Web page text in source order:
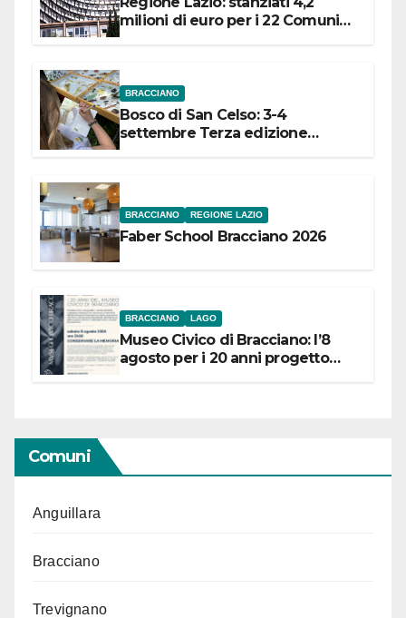
milioni di euro per i 22 Comuni
BRACCIANO
Bosco di San Celso: 3-4
settembre Terza edizione
BRACCIANO REGIONE LAZIO
Faber School Bracciano 2026
BRACCIANO LAGO
Museo Civico di Bracciano: l’8
agosto per i 20 anni progetto
Comuni
Anguillara
Bracciano
Trevignano